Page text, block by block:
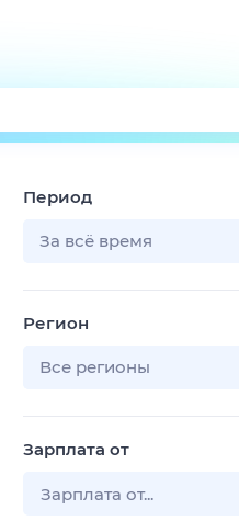
Поиск
ТВ-программа
Период
За всё время
Регион
Все регионы
Зарплата от